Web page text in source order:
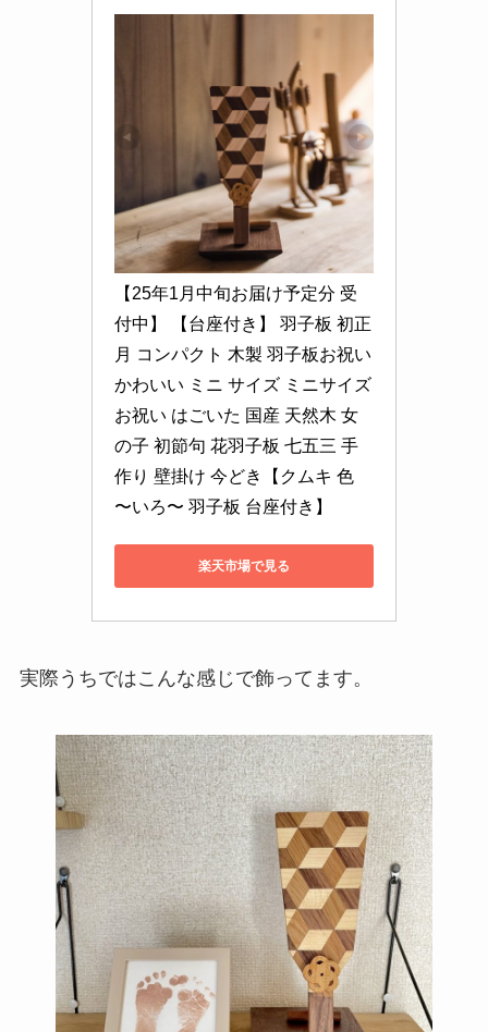
【25年1月中旬お届け予定分 受
付中】 【台座付き】 羽子板 初正
月 コンパクト 木製 羽子板お祝い
かわいい ミニ サイズ ミニサイズ
お祝い はごいた 国産 天然木 女
の子 初節句 花羽子板 七五三 手
作り 壁掛け 今どき【クムキ 色
〜いろ〜 羽子板 台座付き】
楽天市場で見る
実際うちではこんな感じで飾ってます。